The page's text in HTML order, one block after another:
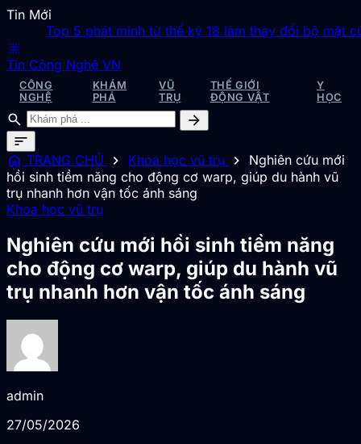
Tin Mới
Top 5 phát minh từ thế kỷ 18 làm thay đổi bộ mặt của
blur_on
Tin Công Nghệ VN
CÔNG
NGHỆ
KHÁM
PHÁ
VŨ
TRỤ
THẾ GIỚI
ĐỘNG VẬT
Y
HỌC
search
arrow_forward
sort
home TRANG CHỦ chevron_right Khoa học vũ trụ chevron_right
Nghiên cứu mới
hồi sinh tiềm năng cho động cơ warp, giúp du hành vũ
trụ nhanh hơn vận tốc ánh sáng
Khoa học vũ trụ
Nghiên cứu mới hồi sinh tiềm năng
cho động cơ warp, giúp du hành vũ
trụ nhanh hơn vận tốc ánh sáng
admin
27/05/2026